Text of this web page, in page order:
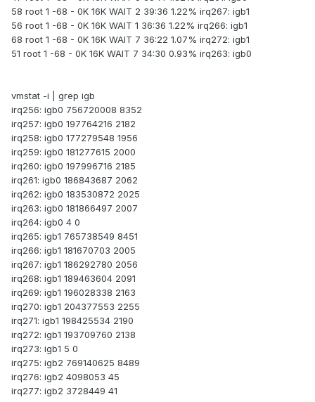
58 root 1 -68 - 0K 16K WAIT 2 39:36 1.22% irq267: igb1
56 root 1 -68 - 0K 16K WAIT 1 36:36 1.22% irq266: igb1
68 root 1 -68 - 0K 16K WAIT 7 36:22 1.07% irq272: igb1
51 root 1 -68 - 0K 16K WAIT 7 34:30 0.93% irq263: igb0
vmstat -i | grep igb
irq256: igb0 756720008 8352
irq257: igb0 197764216 2182
irq258: igb0 177279548 1956
irq259: igb0 181277615 2000
irq260: igb0 197996716 2185
irq261: igb0 186843687 2062
irq262: igb0 183530872 2025
irq263: igb0 181866497 2007
irq264: igb0 4 0
irq265: igb1 765738549 8451
irq266: igb1 181670703 2005
irq267: igb1 186292780 2056
irq268: igb1 189463604 2091
irq269: igb1 196028338 2163
irq270: igb1 204377553 2255
irq271: igb1 198425534 2190
irq272: igb1 193709760 2138
irq273: igb1 5 0
irq275: igb2 769140625 8489
irq276: igb2 4098053 45
irq277: igb2 3728449 41